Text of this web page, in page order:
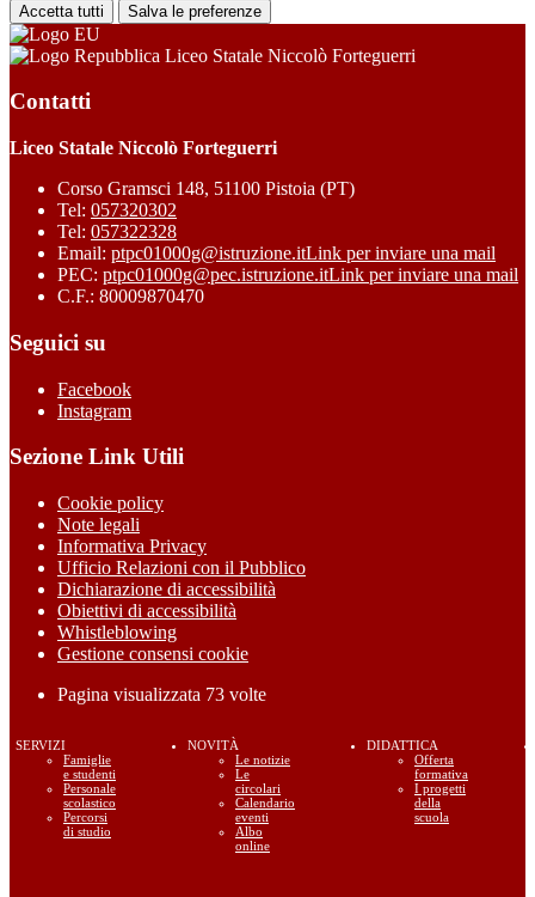
Accetta tutti Salva le preferenze
Liceo Statale Niccolò Forteguerri
Contatti
Liceo Statale Niccolò Forteguerri
Corso Gramsci 148, 51100 Pistoia (PT)
Tel: 057320302
Tel: 057322328
Email: ptpc01000g@istruzione.itLink per inviare una mail
PEC: ptpc01000g@pec.istruzione.itLink per inviare una mail
C.F.: 80009870470
Seguici su
Facebook
Instagram
Sezione Link Utili
Cookie policy
Note legali
Informativa Privacy
Ufficio Relazioni con il Pubblico
Dichiarazione di accessibilità
Obiettivi di accessibilità
Whistleblowing
Gestione consensi cookie
Pagina visualizzata 73 volte
SERVIZI
Famiglie
e studenti
Personale
scolastico
Percorsi
di studio
NOVITÀ
Le notizie
Le
circolari
Calendario
eventi
Albo
online
DIDATTICA
Offerta
formativa
I progetti
della
scuola